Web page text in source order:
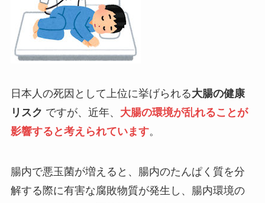
日本人の死因として上位に挙げられる大腸の健康
リスク ですが、近年、 大腸の環境が乱れることが
影響すると考えられています。
腸内で悪玉菌が増えると、腸内のたんぱく質を分
解する際に有害な腐敗物質が発生し、腸内環境の